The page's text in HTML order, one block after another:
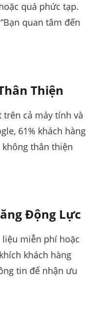
quá phức tạp.
quan tâm đến
Thiện
cả máy tính và
61% khách hàng
thân thiện
Động Lực
liệu miễn phí hoặc
khách hàng
tin để nhận ưu